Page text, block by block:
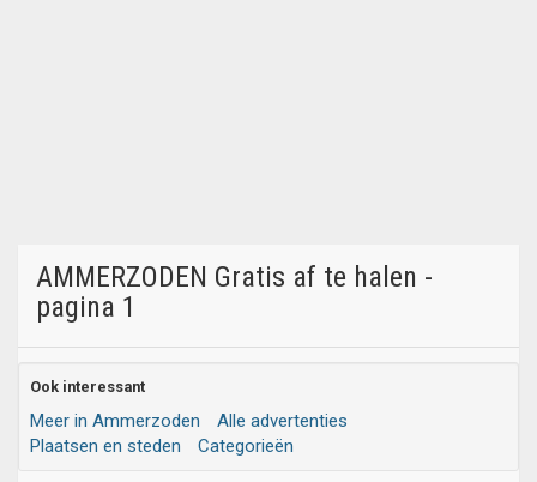
AMMERZODEN Gratis af te halen -
pagina 1
Ook interessant
Meer in Ammerzoden
Alle advertenties
Plaatsen en steden
Categorieën